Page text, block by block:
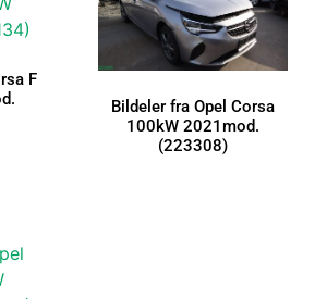
F
Bildeler fra Opel Corsa
100kW 2021mod.
(223308)